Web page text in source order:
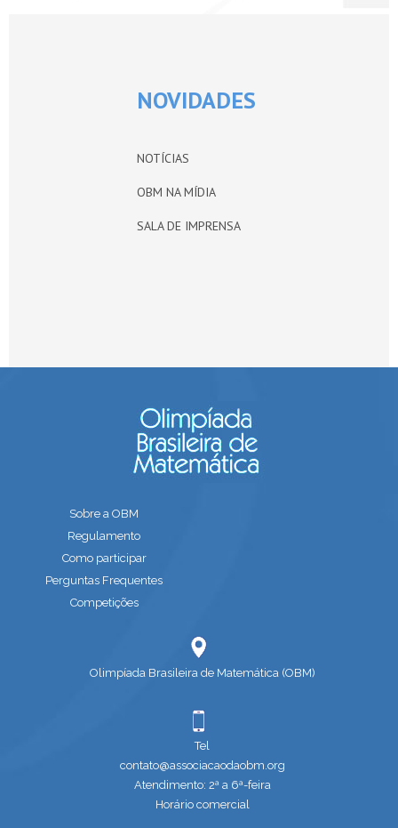
NOVIDADES
NOTÍCIAS
OBM NA MÍDIA
SALA DE IMPRENSA
Sobre a OBM
Regulamento
Como participar
Perguntas Frequentes
Competições
Olimpíada Brasileira de Matemática (OBM)
Tel
contato@associacaodaobm.org
Atendimento: 2ª a 6ª-feira
Horário comercial